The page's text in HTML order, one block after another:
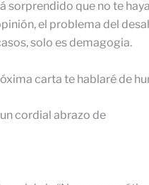
sorprendido que no te
el problema del
solo es demagogia.
carta te hablaré de
cordial abrazo de